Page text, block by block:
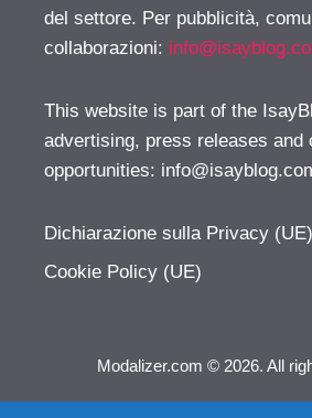
del settore. Per pubblicità,
collaborazioni:
This website is part of the
advertising, press releases and
opportunities:
Dichiarazione sulla Privacy (UE)
Cookie Policy (UE)
Modalizer.com © 2026. All